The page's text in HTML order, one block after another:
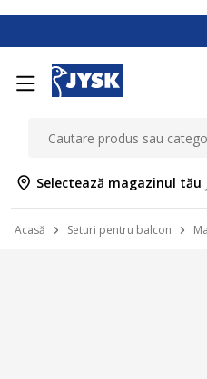
Selectează magazinul tău
Acasă Seturi pentru balcon